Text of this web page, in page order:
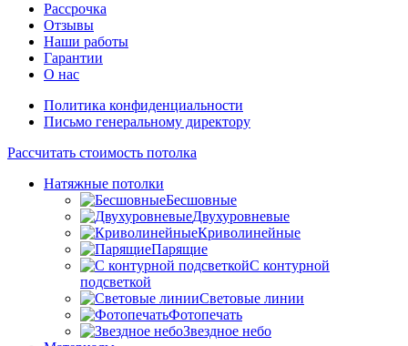
Рассрочка
Отзывы
Наши работы
Гарантии
О нас
Политика конфиденциальности
Письмо генеральному директору
Рассчитать стоимость потолка
Натяжные потолки
Бесшовные
Двухуровневые
Криволинейные
Парящие
С контурной
подсветкой
Световые линии
Фотопечать
Звездное небо